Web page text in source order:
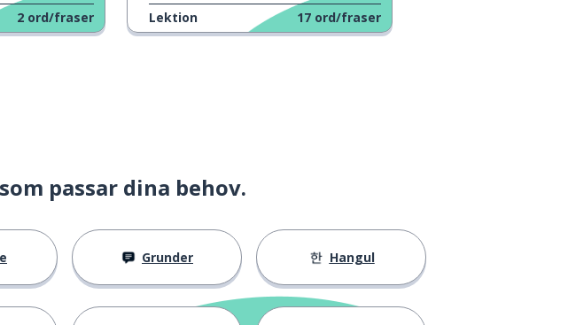
2 ord/fraser Lektion 17 ord/fraser
passar dina behov.
Grunder Hangul